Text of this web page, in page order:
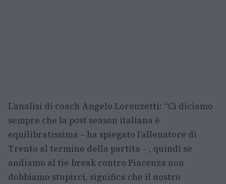
L’analisi di coach Angelo Lorenzetti: “Ci diciamo
sempre che la post season italiana è
equilibratissima – ha spiegato l’allenatore di
Trento al termine della partita – , quindi se
andiamo al tie break contro Piacenza non
dobbiamo stupirci, significa che il nostro